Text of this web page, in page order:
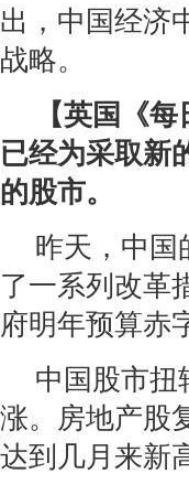
出，中国经济
战略。
【英国《
已经为采取新
的股市。
昨天，中国
了一系列改革
府明年预算赤
中国股市扭
涨。房地产股
达到几月来新